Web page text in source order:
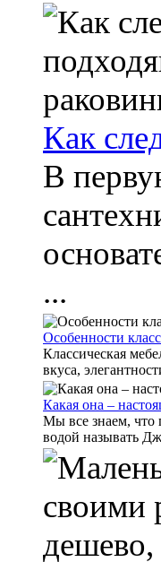
Как
В
...
Особенности
Классическая
вкуса,
Какая она –
Мы все знаем, что
водой называть